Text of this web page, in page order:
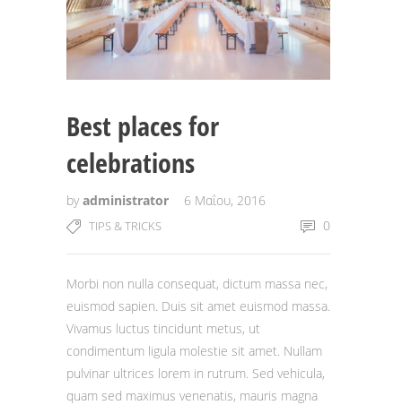
Best places for
celebrations
byadministrator 6 Μαΐου, 2016
TIPS & TRICKS 0
Morbi non nulla consequat, dictum massa nec,
euismod sapien. Duis sit amet euismod massa.
Vivamus luctus tincidunt metus, ut
condimentum ligula molestie sit amet. Nullam
pulvinar ultrices lorem in rutrum. Sed vehicula,
quam sed maximus venenatis, mauris magna